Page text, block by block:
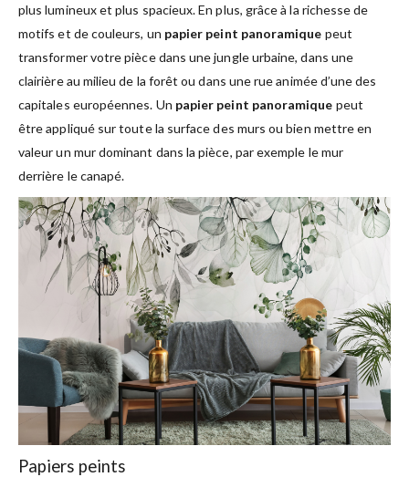
plus lumineux et plus spacieux. En plus, grâce à la richesse de
motifs et de couleurs, un papier peint panoramique peut
transformer votre pièce dans une jungle urbaine, dans une
clairière au milieu de la forêt ou dans une rue animée d’une des
capitales européennes. Un papier peint panoramique peut
être appliqué sur toute la surface des murs ou bien mettre en
valeur un mur dominant dans la pièce, par exemple le mur
derrière le canapé.
Papiers peints